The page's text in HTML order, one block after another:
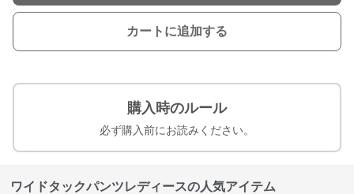
カートに追加する
購入時のルール
必ず購入前にお読みください。
ワイドタックパンツレディースの人気アイテム